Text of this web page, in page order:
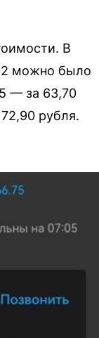
В
можно было
— за 63,70
рубля.